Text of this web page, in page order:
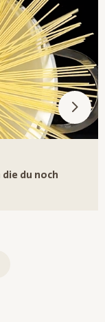
du noch